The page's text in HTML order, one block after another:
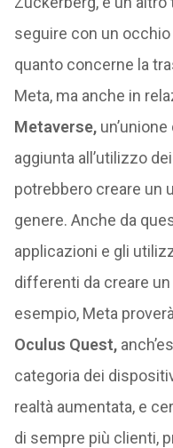
seguire con un
quanto concerne la
Meta, ma anche in
Metaverse,
aggiunta all’utilizzo
potrebbero creare un
genere. Anche da
applicazioni e gli
differenti da creare
esempio, Meta
Oculus Quest,
categoria dei
realtà aumentata, e
di sempre più clienti,